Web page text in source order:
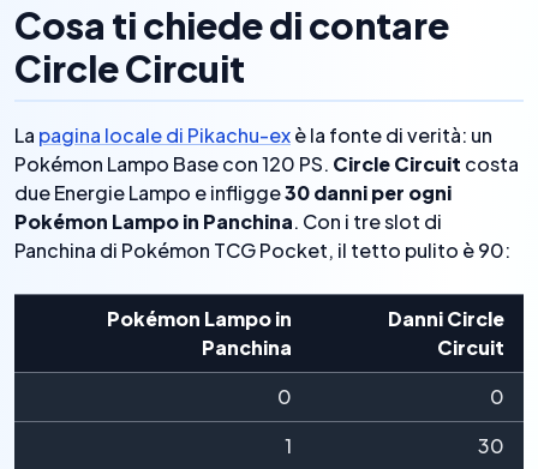
Cosa ti chiede di contare
Circle Circuit
La pagina locale di Pikachu-exè la fonte di verità: un
Pokémon Lampo Base con 120 PS. Circle Circuit costa
due Energie Lampo e infligge30 danni per ogni
Pokémon Lampo in Panchina. Con i tre slot di
Panchina di Pokémon TCG Pocket, il tetto pulito è 90:
Pokémon Lampo in
Panchina
Danni Circle
Circuit
0
0
1
30